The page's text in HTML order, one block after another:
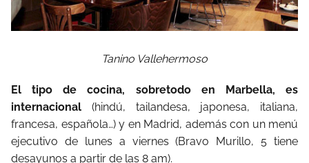
Tanino Vallehermoso
El tipo de cocina, sobretodo en Marbella, es
internacional (hindú, tailandesa, japonesa,
italiana,
francesa, española…) y en Madrid, además con un menú
ejecutivo de lunes a viernes (Bravo Murillo, 5 tiene
desayunos a partir de las 8 am).